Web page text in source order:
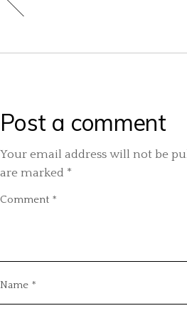
Post a comment
Your email address will not be
are marked *